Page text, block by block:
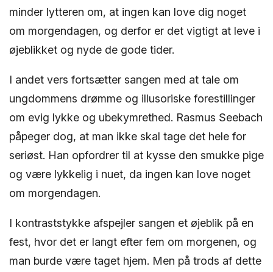
minder lytteren om, at ingen kan love dig noget
om morgendagen, og derfor er det vigtigt at leve i
øjeblikket og nyde de gode tider.
I andet vers fortsætter sangen med at tale om
ungdommens drømme og illusoriske forestillinger
om evig lykke og ubekymrethed. Rasmus Seebach
påpeger dog, at man ikke skal tage det hele for
seriøst. Han opfordrer til at kysse den smukke pige
og være lykkelig i nuet, da ingen kan love noget
om morgendagen.
I kontraststykke afspejler sangen et øjeblik på en
fest, hvor det er langt efter fem om morgenen, og
man burde være taget hjem. Men på trods af dette